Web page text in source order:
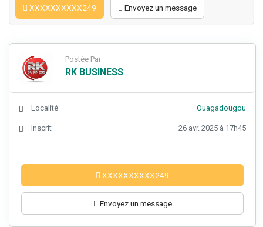
XXXXXXXXXX249 Envoyez un message
Postée Par
RK BUSINESS
Localité Ouagadougou
Inscrit 26 avr. 2025 à 17h45
XXXXXXXXXX249
Envoyez un message